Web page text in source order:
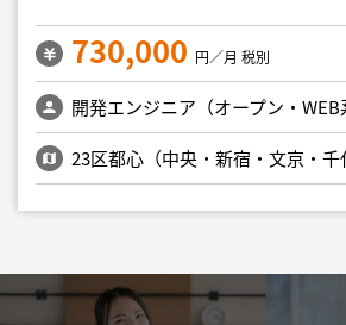
730,000 円／月 税別
開発エンジニア（オープン・WEB
23区都心（中央・新宿・文京・千